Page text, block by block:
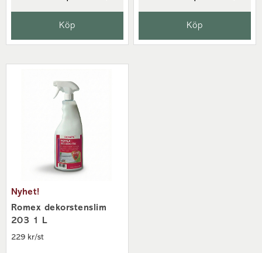
våra butikerså hjälper vi dig.
Köp Köp
Nyhet!
Romex dekorstenslim
203 1 L
229 kr/st